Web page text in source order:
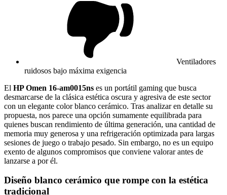
Ventiladores
ruidosos bajo máxima exigencia
El HP Omen 16-am0015ns es un portátil gaming que busca
desmarcarse de la clásica estética oscura y agresiva de este sector
con un elegante color blanco cerámico. Tras analizar en detalle su
propuesta, nos parece una opción sumamente equilibrada para
quienes buscan rendimiento de última generación, una cantidad de
memoria muy generosa y una refrigeración optimizada para largas
sesiones de juego o trabajo pesado. Sin embargo, no es un equipo
exento de algunos compromisos que conviene valorar antes de
lanzarse a por él.
Diseño blanco cerámico que rompe con la estética
tradicional